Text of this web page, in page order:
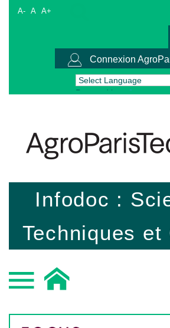
A- A A+
Connexion
Powered by
Infodoc :
Techniques et